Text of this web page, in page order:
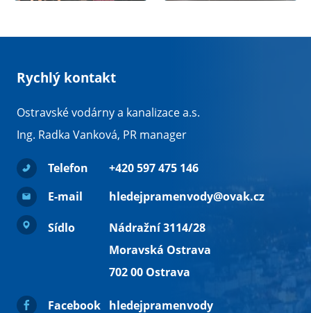
Rychlý kontakt
Ostravské vodárny a kanalizace a.s.
Ing. Radka Vanková, PR manager
Telefon
+420 597 475 146
E-mail
hledejpramenvody@ovak.cz
Sídlo
Nádražní 3114/28
Moravská Ostrava
702 00 Ostrava
Facebook
hledejpramenvody